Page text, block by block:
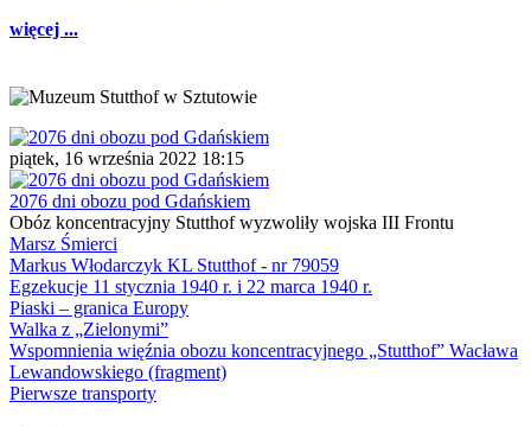
więcej ...
piątek, 16 września 2022 18:15
2076 dni obozu pod Gdańskiem
Obóz koncentracyjny Stutthof wyzwoliły wojska III Frontu
Marsz Śmierci
Markus Włodarczyk KL Stutthof - nr 79059
Egzekucje 11 stycznia 1940 r. i 22 marca 1940 r.
Piaski – granica Europy
Walka z „Zielonymi”
Wspomnienia więźnia obozu koncentracyjnego „Stutthof” Wacława
Lewandowskiego (fragment)
Pierwsze transporty